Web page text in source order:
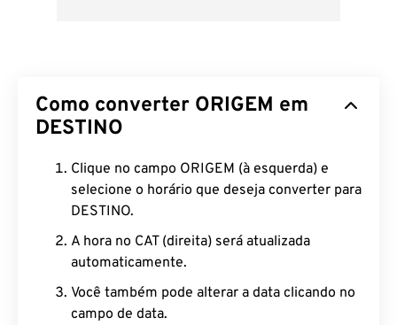
Como converter ORIGEM em
DESTINO
Clique no campo ORIGEM (à esquerda) e
selecione o horário que deseja converter para
DESTINO.
A hora no CAT (direita) será atualizada
automaticamente.
Você também pode alterar a data clicando no
campo de data.